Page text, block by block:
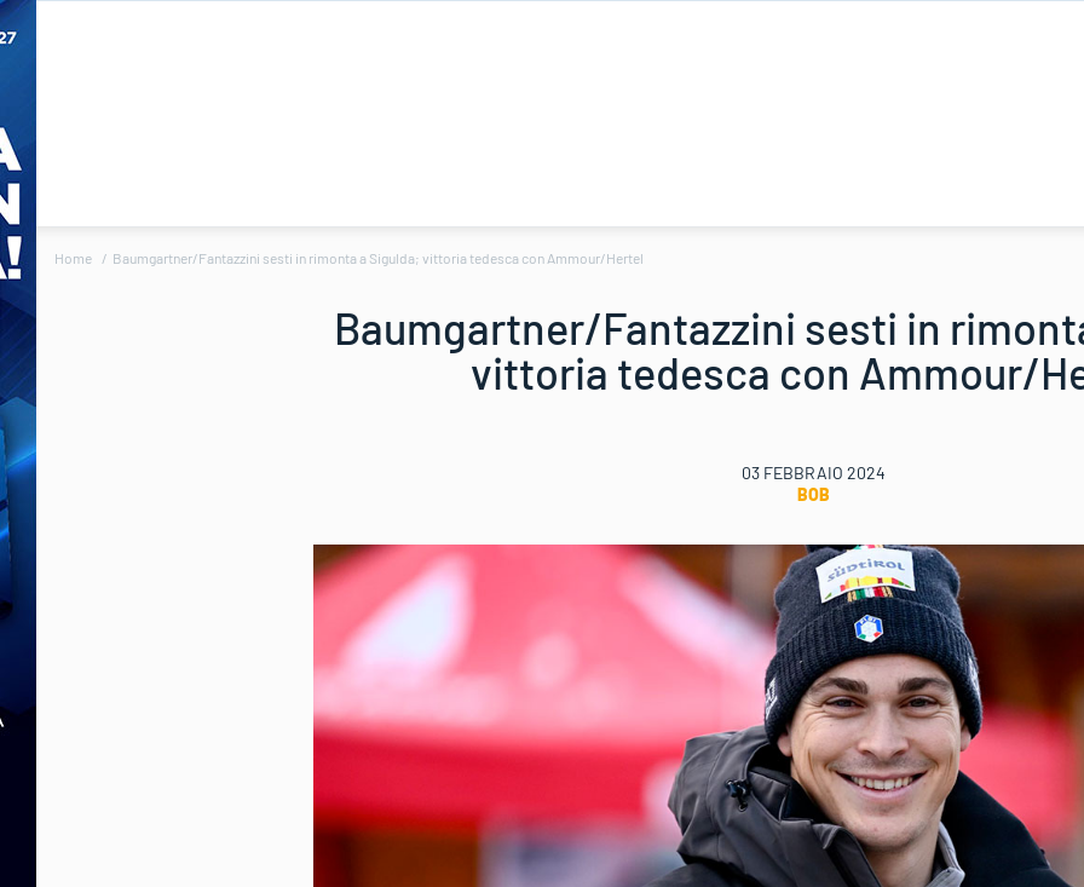
Home Baumgartner/Fantazzini sesti in rimonta a Sigulda; vittoria tedesca con Ammour/Hertel
Baumgartner/Fantazzini sesti in
vittoria tedesca con Ammour/
03 FEBBRAIO 2024
BOB